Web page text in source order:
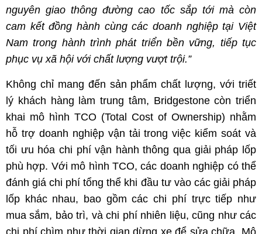
nguyên giao thông đường cao tốc sắp tới mà còn
cam kết đồng hành cùng các doanh nghiệp tại Việt
Nam trong hành trình phát triển bền vững, tiếp tục
phục vụ xã hội với chất lượng vượt trội.”
Không chỉ mang đến sản phẩm chất lượng, với triết
lý khách hàng làm trung tâm, Bridgestone còn triển
khai mô hình TCO (Total Cost of Ownership) nhằm
hỗ trợ doanh nghiệp vận tải trong việc kiểm soát và
tối ưu hóa chi phí vận hành thông qua giải pháp lốp
phù hợp. Với mô hình TCO, các doanh nghiệp có thể
đánh giá chi phí tổng thể khi đầu tư vào các giải pháp
lốp khác nhau, bao gồm các chi phí trực tiếp như
mua sắm, bảo trì, và chi phí nhiên liệu, cũng như các
chi phí chìm như thời gian dừng xe để sửa chữa. Mô